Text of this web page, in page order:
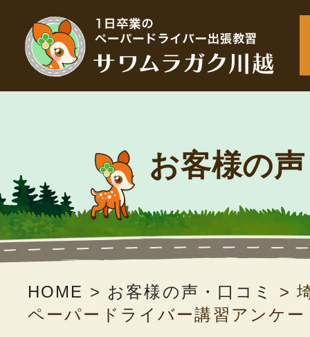
お客様の
HOME > お客様の声・口コミ >
ペーパードライバー講習アンケー